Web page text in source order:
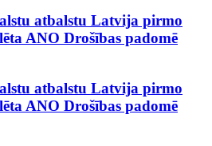
atbalstu Latvija pirmo
ANO Drošības padomē
atbalstu Latvija pirmo
ANO Drošības padomē